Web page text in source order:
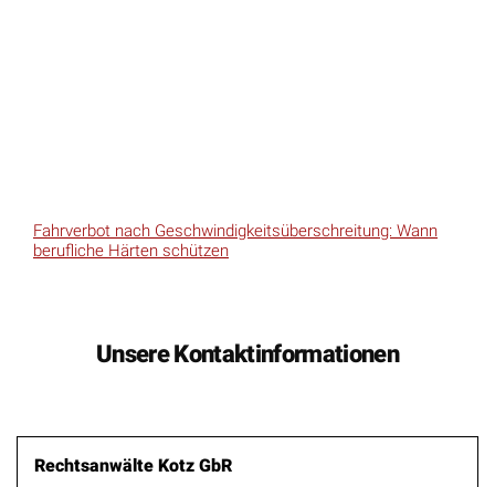
Fahrverbot nach Geschwindigkeitsüberschreitung: Wann
berufliche Härten schützen
Unsere Kontaktinformationen
Rechtsanwälte Kotz GbR